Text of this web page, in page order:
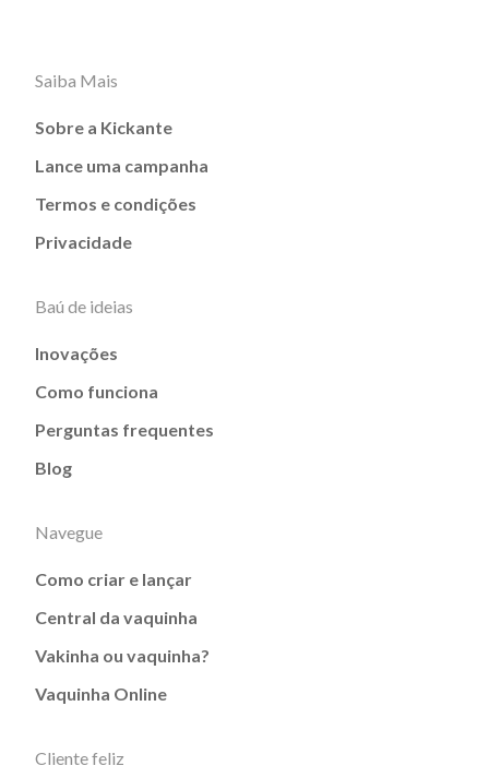
Saiba Mais
Sobre a Kickante
Lance uma campanha
Termos e condições
Privacidade
Baú de ideias
Inovações
Como funciona
Perguntas frequentes
Blog
Navegue
Como criar e lançar
Central da vaquinha
Vakinha ou vaquinha?
Vaquinha Online
Cliente feliz